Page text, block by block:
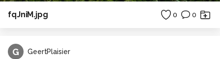
fqJniM.jpg 0 0
G GeertPlaisier